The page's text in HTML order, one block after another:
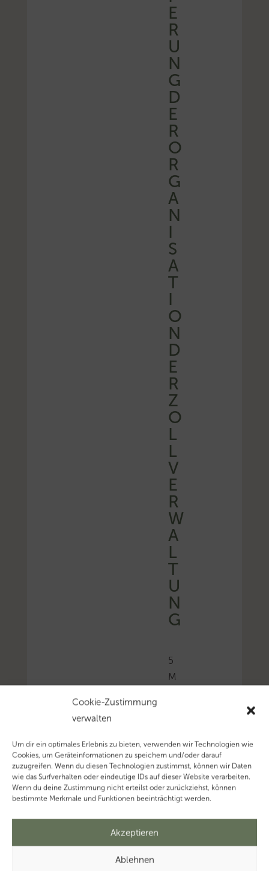
Cookie-Zustimmung
verwalten
Um dir ein optimales Erlebnis zu bieten, verwenden wir Technologien wie
Cookies, um Geräteinformationen zu speichern und/oder darauf
zuzugreifen. Wenn du diesen Technologien zustimmst, können wir Daten
wie das Surfverhalten oder eindeutige IDs auf dieser Website verarbeiten.
Wenn du deine Zustimmung nicht erteilst oder zurückziehst, können
bestimmte Merkmale und Funktionen beeinträchtigt werden.
Akzeptieren
Ablehnen
E
R
U
N
G
D
E
R
O
R
G
A
N
I
S
A
T
I
O
N
D
E
R
Z
O
L
L
V
E
R
W
A
L
T
U
N
G
5
M
,
2
0
2